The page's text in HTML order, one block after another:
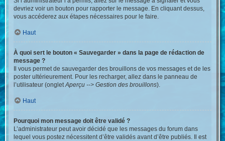
devriez voir un bouton pour rapporter le message. En cliquant dessus,
vous accéderez aux étapes nécessaires pour le faire.
Haut
À quoi sert le bouton « Sauvegarder » dans la page de rédaction de
message ?
Il vous permet de sauvegarder des brouillons de vos messages et de les
poster ultérieurement. Pour les recharger, allez dans le panneau de
l’utilisateur (ongletAperçu --> Gestion des brouillons).
Haut
Pourquoi mon message doit être validé ?
L’administrateur peut avoir décidé que les messages du forum dans
lequel vous postez nécessitent d’être validés avant d’être publiés. Il est